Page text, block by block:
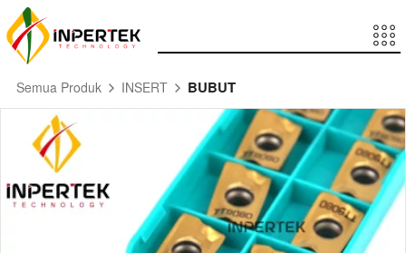
Semua Produk INSERT BUBUT